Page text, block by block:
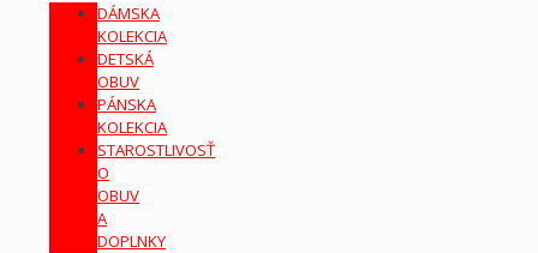
DÁMSKA
KOLEKCIA
DETSKÁ
OBUV
PÁNSKA
KOLEKCIA
STAROSTLIVOSŤ
O
OBUV
A
DOPLNKY